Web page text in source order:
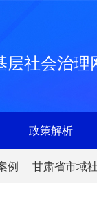
层社会治理
政策解析
例 甘肃省市域